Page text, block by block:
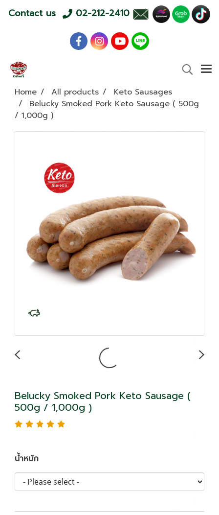
Contact us 02-212-2410
Home All products
Keto Sausages
Belucky Smoked Pork Keto Sausage ( 500g
/ 1,000g )
Belucky Smoked Pork Keto Sausage (
500g / 1,000g )
น้ำหนัก